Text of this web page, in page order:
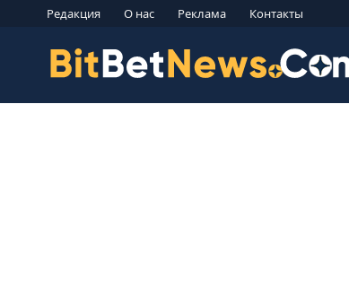
Редакция О нас Реклама Контакты